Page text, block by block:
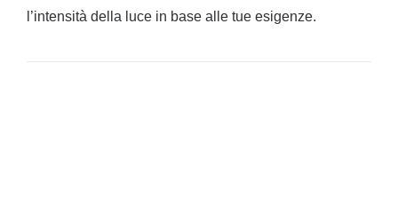
l’intensità della luce in base alle tue esigenze.